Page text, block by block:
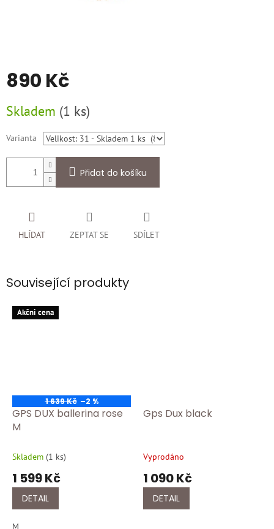
890 Kč
cena:
Skladem (1 ks)
Varianta
Přidat do košíku
ZEPTAT SE
HLÍDAT SDÍLET
Související produkty
Akčni cena
1 639 Kč –2 %
GPS DUX ballerina rose
M
Skladem (1 ks)
1 599 Kč
DETAIL
M
Gps Dux black
Vyprodáno
1 090 Kč
DETAIL